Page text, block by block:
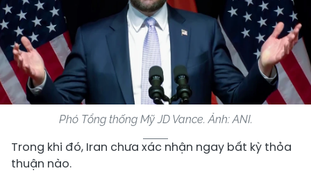
Phó Tổng thống Mỹ JD Vance. Ảnh: ANI.
Trong khi đó, Iran chưa xác nhận ngay bất kỳ thỏa
thuận nào.